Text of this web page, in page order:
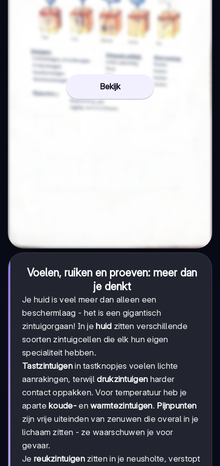
Bekijk
Voelen, ruiken en proeven: meer dan
je denkt
Je huid is veel meer dan alleen een
beschermlaag - het is een gigantisch
zintuigorgaan! In je huid zitten verschillende
soorten zintuigcellen die elk hun eigen
specialiteit hebben.
Tastzintuigenin tastknopjes voelen lichte
aanrakingen, terwijldrukzintuigen harder
contact oppakken. Voor temperatuur heb je
aparte koude-enwarmtezintuigen. Pijnpunten
zijn vrije uiteinden van zenuwen die overal in je
lichaam zitten - ze waarschuwen je voor
gevaar.
Je reukzintuigenzitten in je neusholte, verstopt